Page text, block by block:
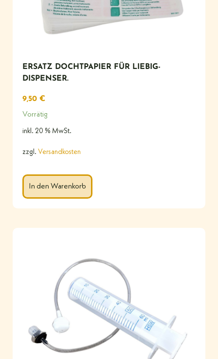
ERSATZ DOCHTPAPIER FÜR LIEBIG-
DISPENSER.
9,50 €
Vorrätig
inkl. 20 % MwSt.
zzgl. Versandkosten
In den Warenkorb